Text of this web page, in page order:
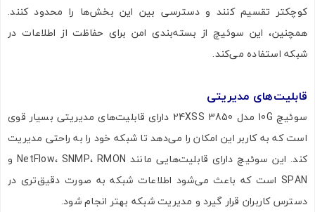
کوچکتر تقسیم کنند و دسترسی بین این بخش‌ها را محدود کنند.
همچنین، این سوئیچ از بسته‌بندی امن برای حفاظت از اطلاعات در
شبکه استفاده می‌کند.
قابلیت‌های مدیریتی
سوئیچ 10G مدل 3850 24XSS دارای قابلیت‌های مدیریتی بسیار قوی
است که به کاربر این امکان را می‌دهد تا شبکه خود را به راحتی مدیریت
کند. این سوئیچ دارای قابلیت‌هایی مانند NetFlow، SNMP، RMON و
SPAN است که باعث می‌شود اطلاعات شبکه به صورت دقیق‌تری در
دسترس کاربران قرار گیرد و مدیریت شبکه بهتر انجام شود.